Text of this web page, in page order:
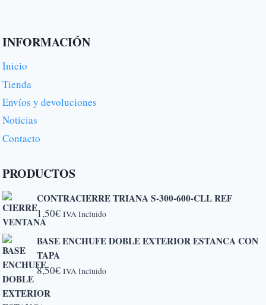
INFORMACIÓN
Inicio
Tienda
Envíos y devoluciones
Noticias
Contacto
PRODUCTOS
CONTRACIERRE TRIANA S-300-600-CLL REF
1,50€ IVA Incluido
BASE ENCHUFE DOBLE EXTERIOR ESTANCA CON
TAPA
8,50€ IVA Incluido